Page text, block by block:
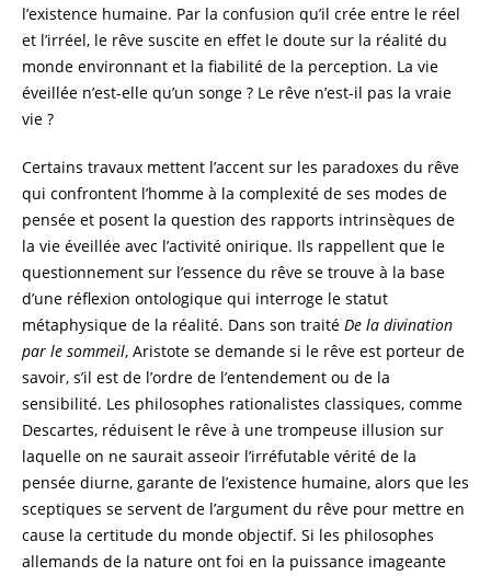
l’existence humaine. Par la confusion qu’il crée entre le réel
et l’irréel, le rêve suscite en effet le doute sur la réalité du
monde environnant et la fiabilité de la perception. La vie
éveillée n’est-elle qu’un songe ? Le rêve n’est-il pas la vraie
vie ?
Certains travaux mettent l’accent sur les paradoxes du rêve
qui confrontent l’homme à la complexité de ses modes de
pensée et posent la question des rapports intrinsèques de
la vie éveillée avec l’activité onirique. Ils rappellent que le
questionnement sur l’essence du rêve se trouve à la base
d’une réflexion ontologique qui interroge le statut
métaphysique de la réalité. Dans son traité De la divination
par le sommeil, Aristote se demande si le rêve est porteur de
savoir, s’il est de l’ordre de l’entendement ou de la
sensibilité. Les philosophes rationalistes classiques, comme
Descartes, réduisent le rêve à une trompeuse illusion sur
laquelle on ne saurait asseoir l’irréfutable vérité de la
pensée diurne, garante de l’existence humaine, alors que les
sceptiques se servent de l’argument du rêve pour mettre en
cause la certitude du monde objectif. Si les philosophes
allemands de la nature ont foi en la puissance imageante